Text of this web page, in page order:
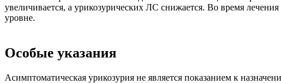
увеличивается, а урикозурических ЛС снижается. Во время
уровне.
Особые указания
Асимптоматическая урикозурия не является показанием к